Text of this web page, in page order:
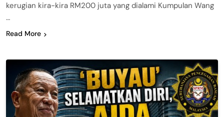
kerugian kira-kira RM200 juta yang dialami Kumpulan Wang
…
Read More